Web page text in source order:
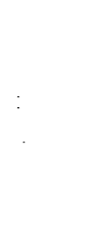
-
-
-